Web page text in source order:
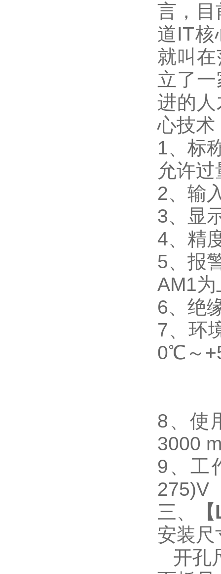
言，目
道IT核
就叫
立了
进的
心技术
1、标
允许
2、输
3、 显
4、精
5、 报
AM1
6、 绝
7、 环
0℃～
8 、使
3000
9 、工
三、
安装尺
开孔